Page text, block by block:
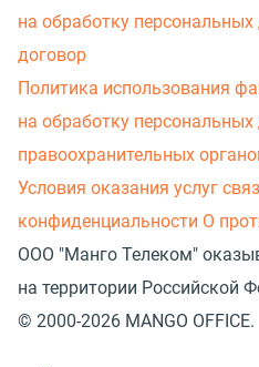
на обработку
договор
Политика использования
на обработку
правоохранительных
Условия оказания услуг
конфиденциальности О
ООО "Манго Телеком"
на территории Российской
© 2000-2026 MANGO OFFICE.